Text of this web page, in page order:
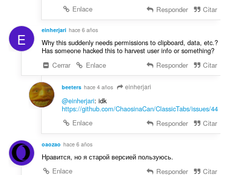
Enlace
Responder Citar
E einherjari hace 6 años
Why this suddenly needs permissions to clipboard, data, etc.?
Has someone hacked this to harvest user info or something?
Cerrar
Enlace Responder Citar
beeters hace 4 años einherjari
@einherjari: idk
https://github.com/ChaosinaCan/ClassicTabs/issues/44
Enlace
Responder Citar
oaozao hace 6 años
Нравится, но я старой версией пользуюсь.
Enlace
Responder Citar